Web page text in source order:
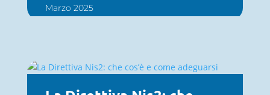
Marzo 2025